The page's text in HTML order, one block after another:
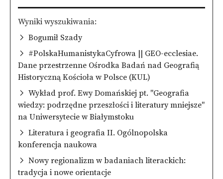
Wyniki wyszukiwania
Bogumił Szady
#PolskaHumanistykaCyfrowa || GEO-ecclesiae.
Dane przestrzenne Ośrodka Badań nad Geografią
Historyczną Kościoła w Polsce (KUL)
Wykład prof. Ewy Domańskiej pt. "Geografia
wiedzy: podrzędne przeszłości i literatury mniejsze"
na Uniwersytecie w Białymstoku
Literatura i geografia II. Ogólnopolska
konferencja naukowa
Nowy regionalizm w badaniach literackich:
tradycja i nowe orientacje